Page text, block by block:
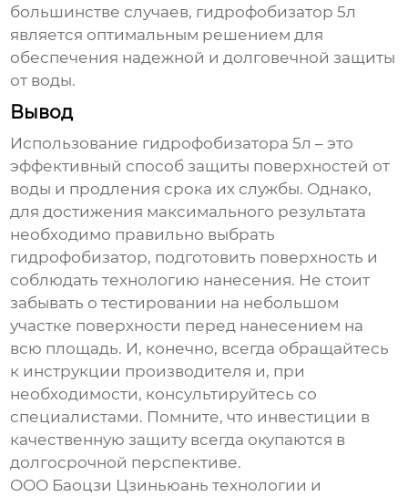
большинстве случаев, гидрофобизатор 5л
является оптимальным решением для
обеспечения надежной и долговечной защиты
от воды.
Вывод
Использование гидрофобизатора 5л – это
эффективный способ защиты поверхностей от
воды и продления срока их службы. Однако,
для достижения максимального результата
необходимо правильно выбрать
гидрофобизатор, подготовить поверхность и
соблюдать технологию нанесения. Не стоит
забывать о тестировании на небольшом
участке поверхности перед нанесением на
всю площадь. И, конечно, всегда обращайтесь
к инструкции производителя и, при
необходимости, консультируйтесь со
специалистами. Помните, что инвестиции в
качественную защиту всегда окупаются в
долгосрочной перспективе.
ООО Баоцзи Цзиньюань технологии и